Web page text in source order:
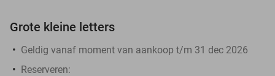
Grote kleine letters
Geldig vanaf moment van aankoop t/m 31 dec 2026
Reserveren: